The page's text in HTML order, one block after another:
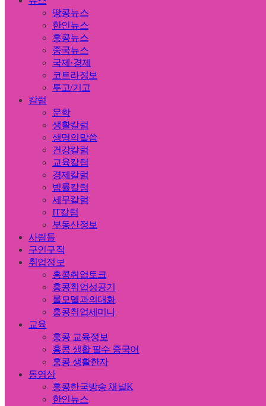
땅콩뉴스
한인뉴스
홍콩뉴스
중국뉴스
국제·경제
코트라정보
투고/기고
칼럼
문학
생활칼럼
생명의말씀
건강칼럼
교육칼럼
경제칼럼
법률칼럼
세무칼럼
IT칼럼
부동산정보
사람들
구인구직
취업정보
홍콩취업토크
홍콩취업성공기
롤모델과의대화
홍콩취업세미나
교육
홍콩 교육정보
홍콩 생활 필수 중국어
홍콩 생활한자
동영상
홍콩한국방송 채널K
한인뉴스